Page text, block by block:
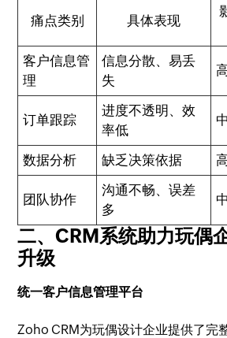
痛点类别 具体表现
客户信息管
理
信息分散、易丢
失
订单跟踪
进度不透明、效
率低
中
数据分析 缺乏决策依据
团队协作
沟通不畅、误差
多
中
二、CRM系统助力玩偶
升级
统一客户信息管理平台
Zoho CRM为玩偶设计企业提供了完